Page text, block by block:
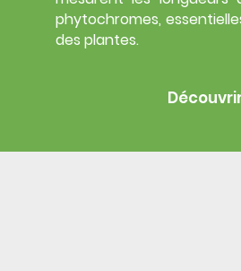
phytochromes,
des plantes.